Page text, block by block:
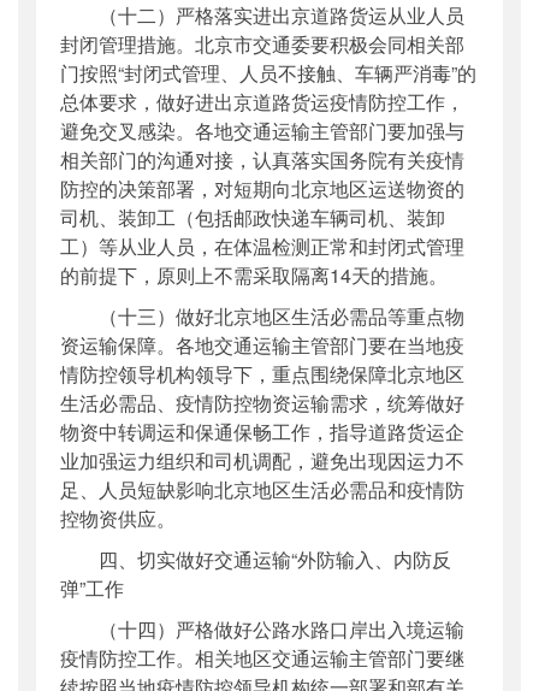
（十二）严格落实进出京道路货运从业人员
封闭管理措施。北京市交通委要积极会同相关部
门按照“封闭式管理、人员不接触、车辆严消毒”的
总体要求，做好进出京道路货运疫情防控工作，
避免交叉感染。各地交通运输主管部门要加强与
相关部门的沟通对接，认真落实国务院有关疫情
防控的决策部署，对短期向北京地区运送物资的
司机、装卸工（包括邮政快递车辆司机、装卸
工）等从业人员，在体温检测正常和封闭式管理
的前提下，原则上不需采取隔离14天的措施。
（十三）做好北京地区生活必需品等重点物
资运输保障。各地交通运输主管部门要在当地疫
情防控领导机构领导下，重点围绕保障北京地区
生活必需品、疫情防控物资运输需求，统筹做好
物资中转调运和保通保畅工作，指导道路货运企
业加强运力组织和司机调配，避免出现因运力不
足、人员短缺影响北京地区生活必需品和疫情防
控物资供应。
四、切实做好交通运输“外防输入、内防反
弹”工作
（十四）严格做好公路水路口岸出入境运输
疫情防控工作。相关地区交通运输主管部门要继